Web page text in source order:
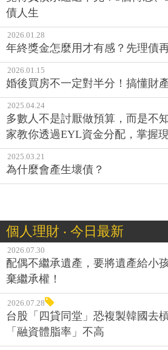
債人生
2026.01.28
年終獎金怎麼用才有感？先理債
2026.01.15
婚後買房不一定對半分！搞懂財
2025.04.24
多數人不是討厭做預算，而是不
家教你透過EYL資金分配，掌握
2025.03.21
為什麼會產生壞債？
個人理財 ‧ 今日最新
2026.07.30
配偶不繼承遺產，要將遺產給小
棄繼承權！
2026.07.28
台股「四貸同堂」恐複製韓國去
「融資體脂率」不高